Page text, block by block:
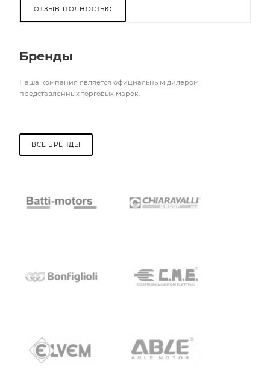
ОТЗЫВ ПОЛНОСТЬЮ
Бренды
Наша компания является официальным дилером
представленных торговых марок.
ВСЕ БРЕНДЫ